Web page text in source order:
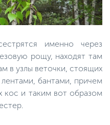
именно через
рощу, находят там
в узлы веточки, стоящих
бантами, причем
кос и таким вот образом